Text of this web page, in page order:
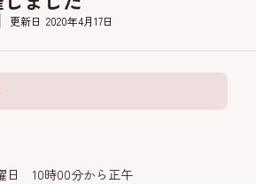
更新日 2020年4月17日
日 10時00分から正午